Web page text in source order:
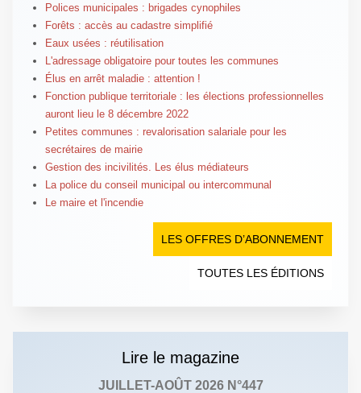
Polices municipales : brigades cynophiles
Forêts : accès au cadastre simplifié
Eaux usées : réutilisation
L'adressage obligatoire pour toutes les communes
Élus en arrêt maladie : attention !
Fonction publique territoriale : les élections professionnelles
auront lieu le 8 décembre 2022
Petites communes : revalorisation salariale pour les
secrétaires de mairie
Gestion des incivilités. Les élus médiateurs
La police du conseil municipal ou intercommunal
Le maire et l'incendie
LES OFFRES D’ABONNEMENT
TOUTES LES ÉDITIONS
Lire le magazine
JUILLET-AOÛT 2026 N°447